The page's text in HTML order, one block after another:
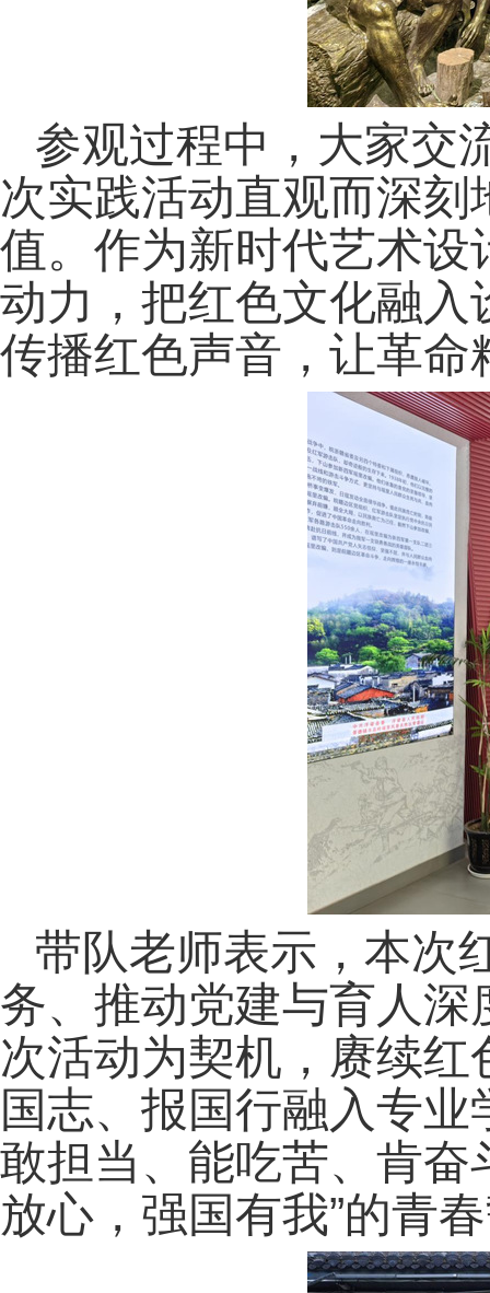
参观过程中，大家交
次实践活动直观而深
值。作为新时代艺术
动力，把红色文化融
传播红色声音，让革
带队老师表示，本次
务、推动党建与育人
次活动为契机，赓续
国志、报国行融入专
敢担当、能吃苦、肯奋
放心，强国有我”的青